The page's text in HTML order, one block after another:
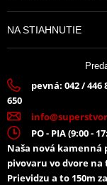
NA STIAHNUTIE
pevná: 042 / 446
650
PO - PIA (9:00 -
Naša nová kamenná
pivovaru vo dvore na
Prievidzu a to 150m